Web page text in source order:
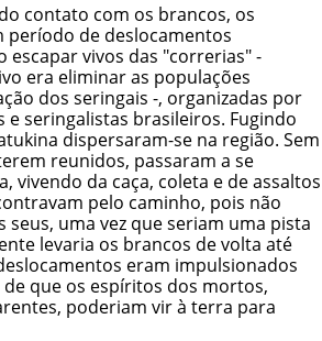
contato com os brancos, os
período de deslocamentos
escapar vivos das "correrias" -
era eliminar as populações
dos seringais -, organizadas por
e seringalistas brasileiros. Fugindo
dispersaram-se na região. Sem
reunidos, passaram a se
vivendo da caça, coleta e de assaltos
pelo caminho, pois não
seus, uma vez que seriam uma pista
levaria os brancos de volta até
eram impulsionados
que os espíritos dos mortos,
poderiam vir à terra para